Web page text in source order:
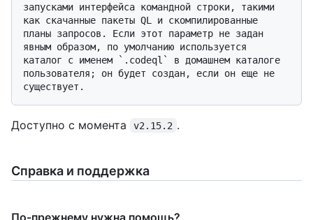
запусками интерфейса командной строки, такими
как скачанные пакеты QL и скомпилированные
планы запросов. Если этот параметр не задан
явным образом, по умолчанию используется
каталог с именем `.codeql` в домашнем каталоге
пользователя; он будет создан, если он еще не
Доступно с момента v2.15.2 .
Справка и поддержка
По-прежнему нужна помощь?